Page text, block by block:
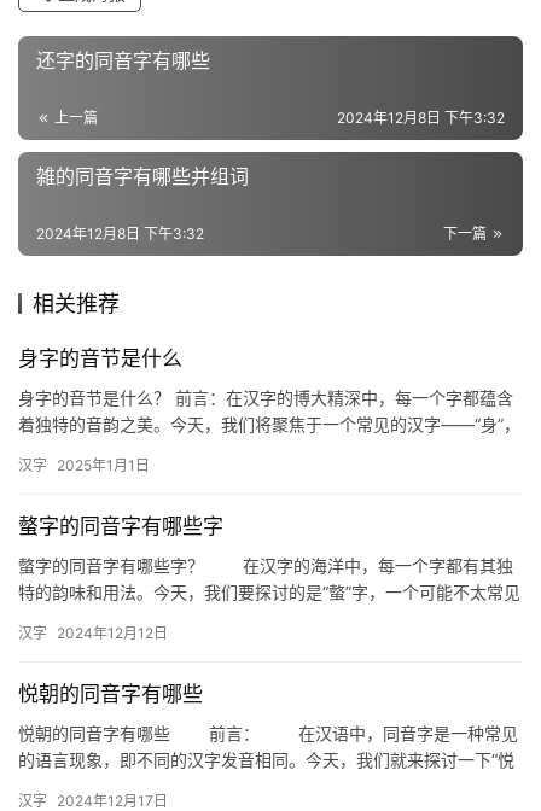
词
音
还字的同音字有哪些
上一篇 2024年12月8日 下午3:32
雑的同音字有哪些并组词
下一篇
2024年12月8日 下午3:32
相关推荐
身字的音节是什么
身字的音节是什么？ 前言：在汉字的博大精深中，每一个字都蕴含
着独特的音韵之美。今天，我们将聚焦于一个常见的汉字——“身”，
汉字 2025年1月1日
螫字的同音字有哪些字
螫字的同音字有哪些字？ 在汉字的海洋中，每一个字都有其独
特的韵味和用法。今天，我们要探讨的是“螫”字，一个可能不太常见
汉字 2024年12月12日
悦朝的同音字有哪些
悦朝的同音字有哪些 前言： 在汉语中，同音字是一种常见
的语言现象，即不同的汉字发音相同。今天，我们就来探讨一下“悦
汉字 2024年12月17日